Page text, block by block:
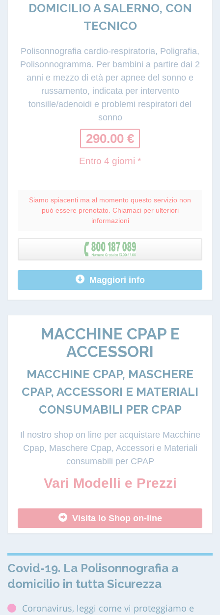
DOMICILIO A SALERNO, CON
TECNICO
Polisonnografia cardio-respiratoria, Poligrafia,
Polisonnogramma. Per bambini a partire dai 2
anni e mezzo di età per apnee del sonno e
russamento, indicata per intervento
tonsille/adenoidi e problemi respiratori del
sonno
290.00 €
Entro 4 giorni *
Siamo spiacenti ma al momento questo servizio non
può essere prenotato. Chiamaci per ulteriori
informazioni
Maggiori info
MACCHINE CPAP E
ACCESSORI
MACCHINE CPAP, MASCHERE
CPAP, ACCESSORI E MATERIALI
CONSUMABILI PER CPAP
Il nostro shop on line per acquistare Macchine
Cpap, Maschere Cpap, Accessori e Materiali
consumabili per CPAP
Vari Modelli e Prezzi
Visita lo Shop on-line
Covid-19. La Polisonnografia a
domicilio in tutta Sicurezza
Coronavirus, leggi come vi proteggiamo e